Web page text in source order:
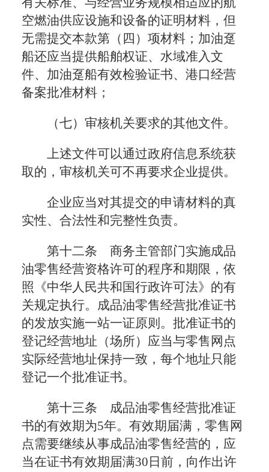
空燃油供应设施和设备的证明材料，但
无需提交本款第（四）项材料；加油趸
船还应当提供船舶权证、水域准入文
件、加油趸船有效检验证书、港口经营
备案批准材料；
（七）审核机关要求的其他文件。
上述文件可以通过政府信息系统获
取的，审核机关可不再要求企业提供。
企业应当对其提交的申请材料的真
实性、合法性和完整性负责。
第十二条 商务主管部门实施成品
油零售经营资格许可的程序和期限，依
照《中华人民共和国行政许可法》的有
关规定执行。成品油零售经营批准证书
的发放实施一站一证原则。批准证书的
登记经营地址（场所）应当与零售网点
实际经营地址保持一致，每个地址只能
登记一个批准证书。
第十三条 成品油零售经营批准证
书的有效期为5年。有效期届满，零售网
点需要继续从事成品油零售经营的，应
当在证书有效期届满30日前，向作出许